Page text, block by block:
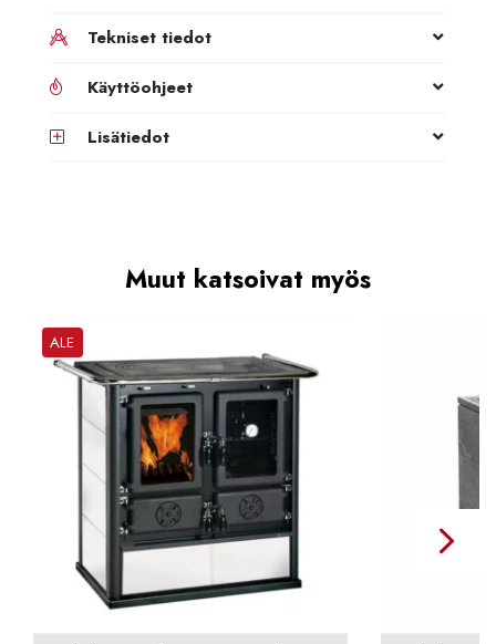
Tekniset tiedot
Käyttöohjeet
Lisätiedot
Muut katsoivat myös
ALE